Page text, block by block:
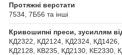
Протяжні верстати
7534, 7Б56 та інші
Кривошипні преси, зусиллям
КД2322, КД2124, КД2324, КД1426,
КД2128, КВ235, КД2130, КЕ2330,